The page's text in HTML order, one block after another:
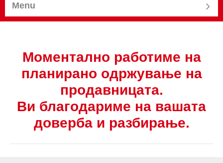
Menu
Моментално работиме на
планирано одржување на
продавницата.
Ви благодариме на вашата
доверба и разбирање.